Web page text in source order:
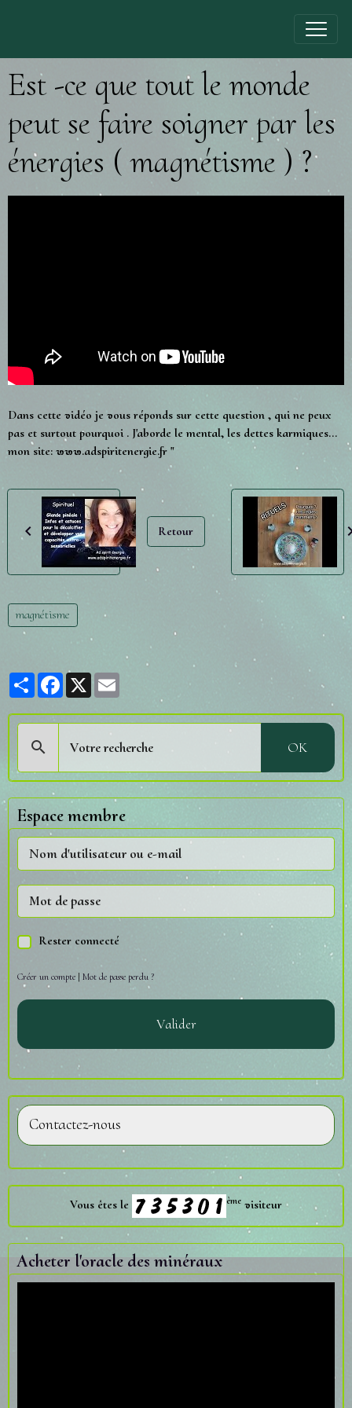
Est -ce que tout le monde
peut se faire soigner par les
énergies ( magnétisme ) ?
Dans cette vidéo je vous réponds sur cette question , qui ne peux
pas et surtout pourquoi . J'aborde le mental, les dettes karmiques...
mon site: www.adspiritenergie.fr "
Retour
magnétisme
PartagerFacebook
X
OK
Espace membre
Rester connecté
Créer un compte | Mot de passe perdu ?
Valider
Contactez-nous
Vous êtes le ème visiteur
Acheter l'oracle des minéraux